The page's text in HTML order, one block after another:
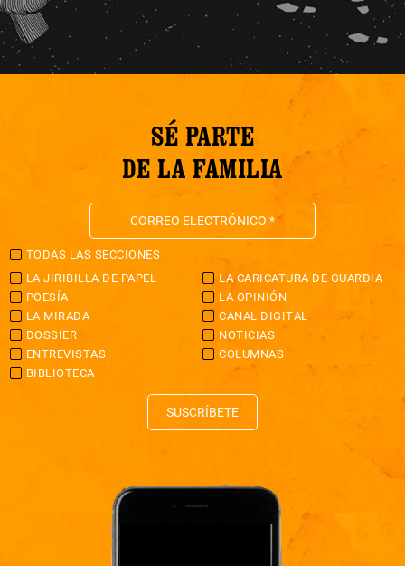
SÉ PARTE
DE LA FAMILIA
TODAS LAS SECCIONES
LA JIRIBILLA DE PAPEL
LA CARICATURA DE GUARDIA
POESÍA
LA OPINIÓN
LA MIRADA
CANAL DIGITAL
DOSSIER
NOTICIAS
ENTREVISTAS
COLUMNAS
BIBLIOTECA
SUSCRÍBETE